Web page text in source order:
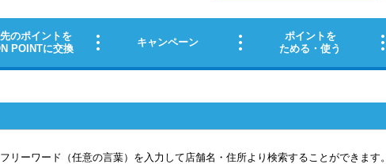
フリーワード（任意の言葉）を入力して店舗名・住所より検索することができます。